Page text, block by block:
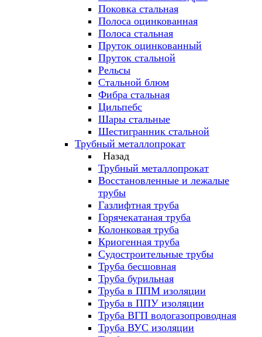
Поковка стальная
Полоса оцинкованная
Полоса стальная
Пруток оцинкованный
Пруток стальной
Рельсы
Стальной блюм
Фибра стальная
Цильпебс
Шары стальные
Шестигранник стальной
Трубный металлопрокат
Назад
Трубный металлопрокат
Восстановленные и лежалые
трубы
Газлифтная труба
Горячекатаная труба
Колонковая труба
Криогенная труба
Судостроительные трубы
Труба бесшовная
Труба бурильная
Труба в ППМ изоляции
Труба в ППУ изоляции
Труба ВГП водогазопроводная
Труба ВУС изоляции